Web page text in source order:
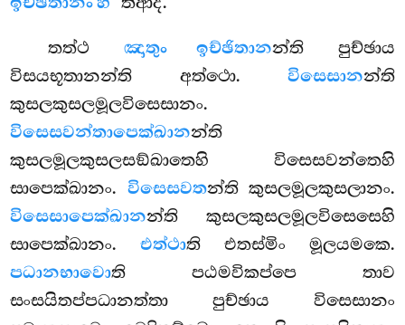
තත්ථ ඤාතුං ඉච්ඡිතානන්ති පුච්ඡාය
විසයභූතානන්ති අත්ථො. විසෙසානන්ති
කුසලකුසලමූලවිසෙසානං.
විසෙසවන්තාපෙක්ඛානන්ති
කුසලමූලකුසලසඞ්ඛාතෙහි විසෙසවන්තෙහි
සාපෙක්ඛානං. විසෙසවතන්ති කුසලමූලකුසලානං.
විසෙසාපෙක්ඛානන්ති කුසලකුසලමූලවිසෙසෙහි
සාපෙක්ඛානං.එත්ථාති එතස්මිං මූලයමකෙ.
පධානභාවොති පඨමවිකප්පෙ තාව
සංසයිතප්පධානත්තා පුච්ඡාය විසෙසානං